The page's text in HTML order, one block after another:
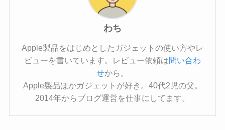
わち
Apple製品をはじめとしたガジェットの使い方やレ
ビューを書いています。レビュー依頼は問い合わ
せから。
Apple製品ほかガジェットが好き。40代2児の父。
2014年からブログ運営を仕事にしてます。